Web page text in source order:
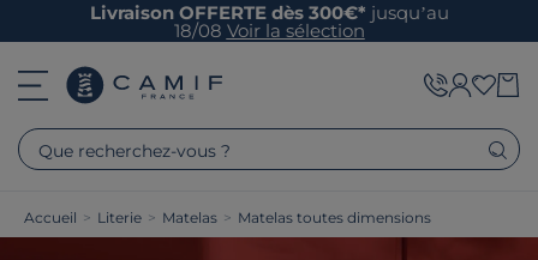
Livraison OFFERTE dès 300€* jusqu’au
18/08 Voir la sélection
Que recherchez-vous ?
Accueil > Literie > Matelas > Matelas toutes dimensions